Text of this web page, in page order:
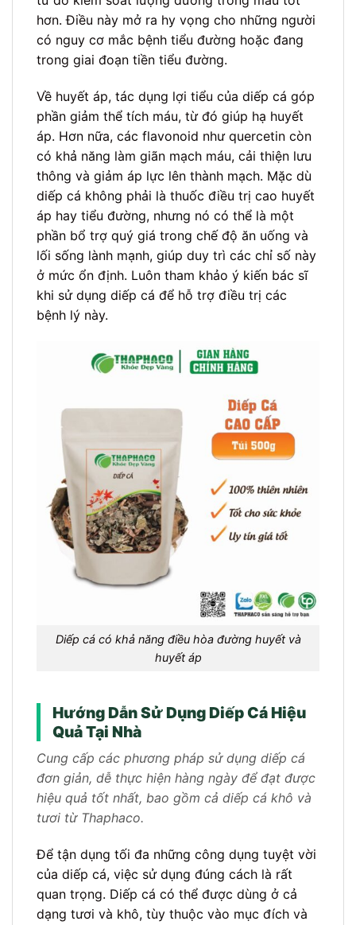
hơn. Điều này mở ra hy vọng cho những người
có nguy cơ mắc bệnh tiểu đường hoặc đang
trong giai đoạn tiền tiểu đường.
Về huyết áp, tác dụng lợi tiểu của diếp cá góp
phần giảm thể tích máu, từ đó giúp hạ huyết
áp. Hơn nữa, các flavonoid như quercetin còn
có khả năng làm giãn mạch máu, cải thiện lưu
thông và giảm áp lực lên thành mạch. Mặc dù
diếp cá không phải là thuốc điều trị cao huyết
áp hay tiểu đường, nhưng nó có thể là một
phần bổ trợ quý giá trong chế độ ăn uống và
lối sống lành mạnh, giúp duy trì các chỉ số này
ở mức ổn định. Luôn tham khảo ý kiến bác sĩ
khi sử dụng diếp cá để hỗ trợ điều trị các
bệnh lý này.
Diếp cá có khả năng điều hòa đường huyết và
huyết áp
Hướng Dẫn Sử Dụng Diếp Cá Hiệu
Quả Tại Nhà
Cung cấp các phương pháp sử dụng diếp cá
đơn giản, dễ thực hiện hàng ngày để đạt được
hiệu quả tốt nhất, bao gồm cả diếp cá khô và
tươi từ Thaphaco.
Để tận dụng tối đa những công dụng tuyệt vời
của diếp cá, việc sử dụng đúng cách là rất
quan trọng. Diếp cá có thể được dùng ở cả
dạng tươi và khô, tùy thuộc vào mục đích và